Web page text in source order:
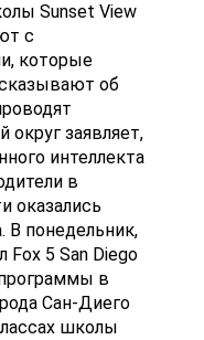
Sunset View
с
которые
об
заявляет,
интеллекта
в
оказались
В понедельник,
Fox 5 San Diego
в
Сан-Диего
школы